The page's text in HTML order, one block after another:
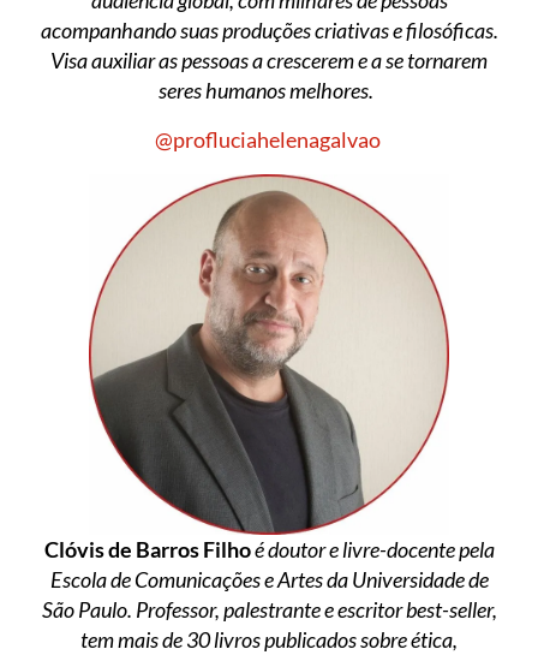
acompanhando suas produções criativas e filosóficas.
Visa auxiliar as pessoas a crescerem e a se tornarem
seres humanos melhores.
@profluciahelenagalvao
Clóvis de Barros Filhoé doutor e livre-docente pela
Escola de Comunicações e Artes da Universidade de
São Paulo. Professor, palestrante e escritor best-seller,
tem mais de 30 livros publicados sobre ética,